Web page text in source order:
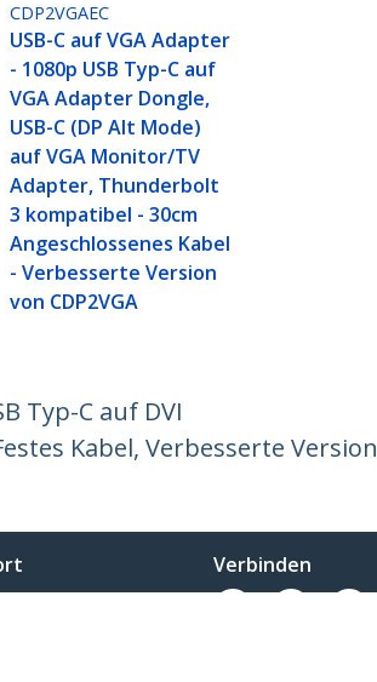
CDP2VGAEC
USB-C auf VGA Adapter
- 1080p USB Typ-C auf
VGA Adapter Dongle,
USB-C (DP Alt Mode)
auf VGA Monitor/TV
Adapter, Thunderbolt
3 kompatibel - 30cm
Angeschlossenes Kabel
- Verbesserte Version
von CDP2VGA
Typ-C auf DVI
Kabel, Verbesserte Version
Verbinden